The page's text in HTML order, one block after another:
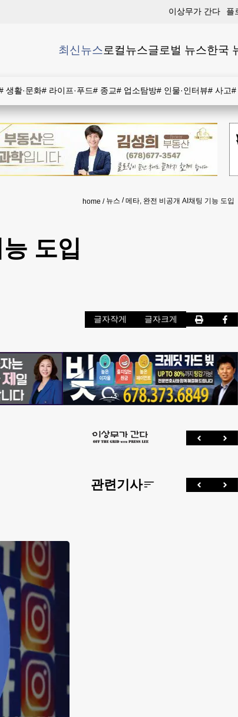
이상무가 간다 플
최신뉴스로컬뉴스글로벌 뉴스한국
생활·문화# 라이프·푸드# 종교# 업소탐방# 인물·인터뷰# 사고#
home 뉴스 메타, 완전 비공개 AI채팅 기능 도입
도입
글자작게 글자크게
관련기사